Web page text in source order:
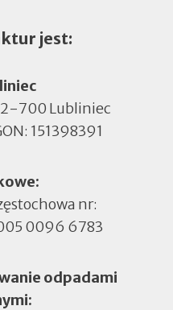
jest:
700 Lubliniec
151398391
nr:
0096 6783
odpadami